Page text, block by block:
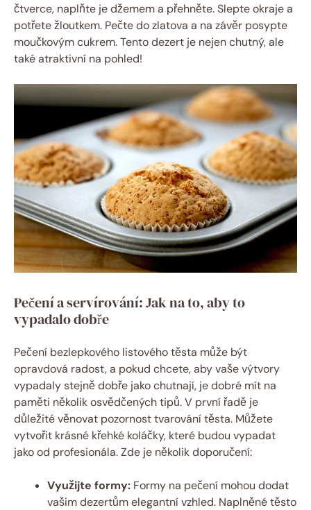
čtverce, naplňte je džemem a přehněte. Slepte okraje a
potřete žloutkem. Pečte do zlatova a na závěr posypte
moučkovým cukrem. Tento dezert je nejen chutný, ale
také atraktivní na pohled!
Pečení a servírování: Jak na to, aby to
vypadalo dobře
Pečení bezlepkového listového těsta může být
opravdová radost, a pokud chcete, aby vaše výtvory
vypadaly stejně dobře jako chutnají, je dobré mít na
paměti několik osvědčených tipů. V první řadě je
důležité věnovat pozornost tvarování těsta. Můžete
vytvořit krásné křehké koláčky, které budou vypadat
jako od profesionála. Zde je několik doporučení:
Využijte formy: Formy na pečení mohou dodat
vašim dezertům elegantní vzhled. Naplněné těsto